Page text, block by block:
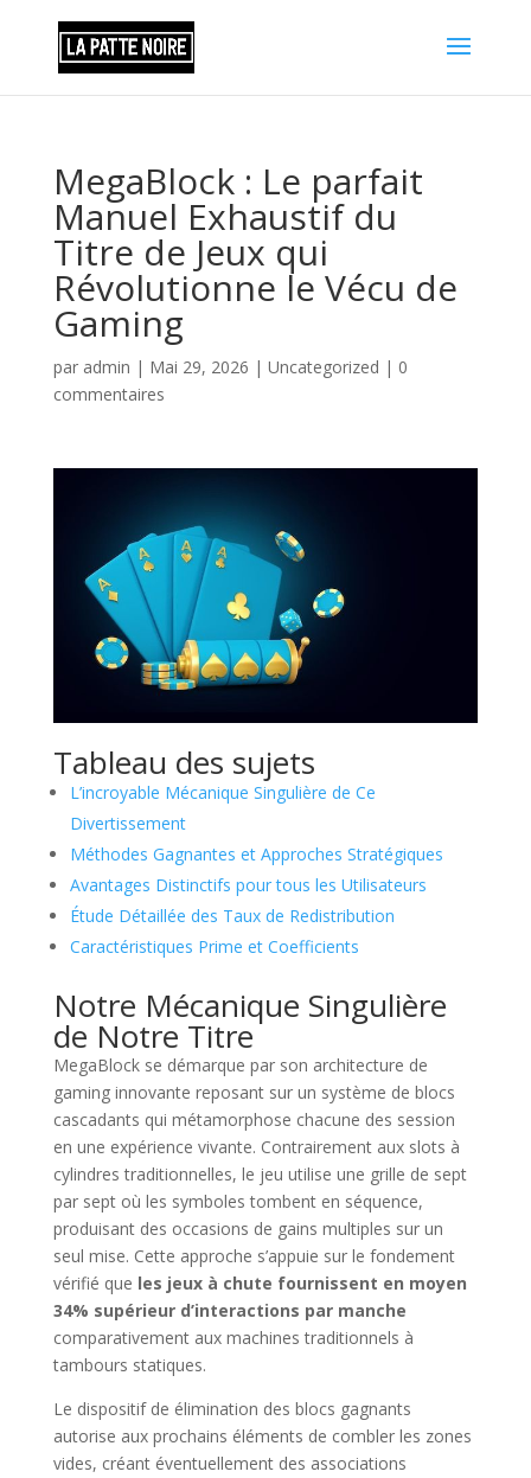
MegaBlock : Le parfait
Manuel Exhaustif du
Titre de Jeux qui
Révolutionne le Vécu de
Gaming
par admin | Mai 29, 2026 | Uncategorized | 0
commentaires
Tableau des sujets
L’incroyable Mécanique Singulière de Ce
Divertissement
Méthodes Gagnantes et Approches Stratégiques
Avantages Distinctifs pour tous les Utilisateurs
Étude Détaillée des Taux de Redistribution
Caractéristiques Prime et Coefficients
Notre Mécanique Singulière
de Notre Titre
MegaBlock se démarque par son architecture de
gaming innovante reposant sur un système de blocs
cascadants qui métamorphose chacune des session
en une expérience vivante. Contrairement aux slots à
cylindres traditionnelles, le jeu utilise une grille de sept
par sept où les symboles tombent en séquence,
produisant des occasions de gains multiples sur un
seul mise. Cette approche s’appuie sur le fondement
vérifié que les jeux à chute fournissent en moyen
34% supérieur d’interactions par manche
comparativement aux machines traditionnels à
tambours statiques.
Le dispositif de élimination des blocs gagnants
autorise aux prochains éléments de combler les zones
vides, créant éventuellement des associations